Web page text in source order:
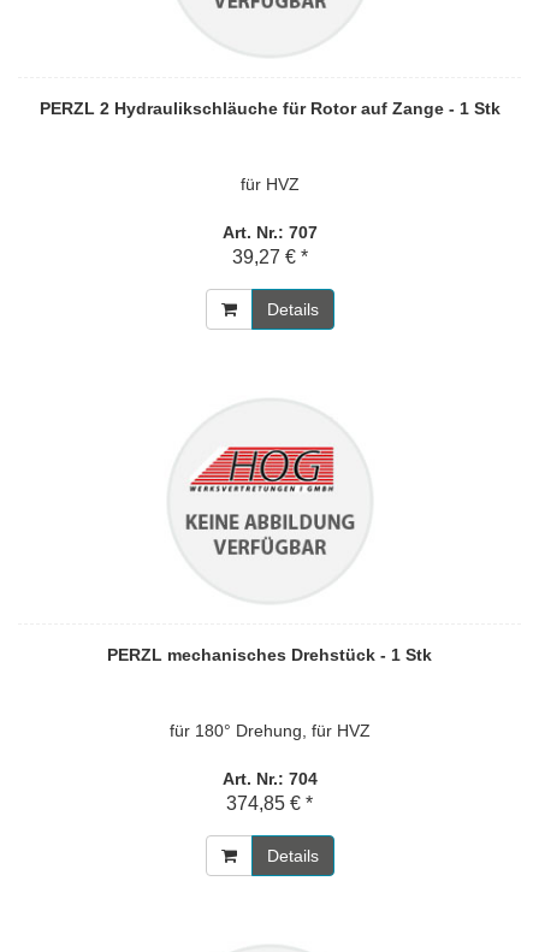
PERZL 2 Hydraulikschläuche für Rotor auf Zange - 1 Stk
für HVZ
Art. Nr.: 707
39,27 € *
Details
PERZL mechanisches Drehstück - 1 Stk
für 180° Drehung, für HVZ
Art. Nr.: 704
374,85 € *
Details